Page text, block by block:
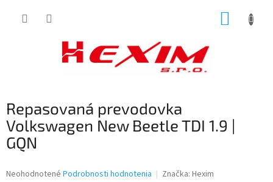
Repasovaná prevodovka
Volkswagen New Beetle TDI 1.9 |
GQN
Priemerné
Neohodnotené Podrobnosti hodnotenia Značka: Hexim